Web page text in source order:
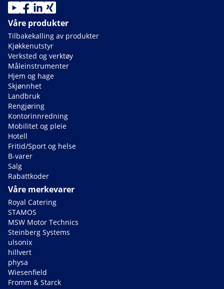
Våre produkter
Tilbakekalling av produkter
Kjøkkenutstyr
Verksted og verktøy
Måleinstrumenter
Hjem og hage
Skjønnhet
Landbruk
Rengjøring
Kontorinnredning
Mobilitet og pleie
Hotell
Fritid/Sport og helse
B-varer
Salg
Rabattkoder
Våre merkevarer
Royal Catering
STAMOS
MSW Motor Technics
Steinberg Systems
ulsonix
hillvert
physa
Wiesenfield
Fromm & Starck